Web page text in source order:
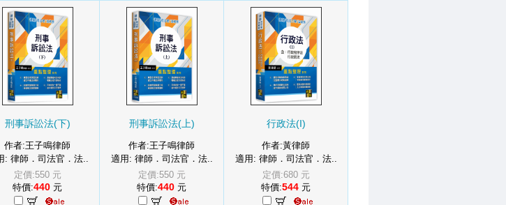
刑事訴訟法(下)
作者:王子鳴律師
: 律師．司法官．法..
定價:550 元
特價:440 元
刑事訴訟法(上)
作者:王子鳴律師
適用: 律師．司法官．法..
定價:550 元
特價:440 元
行政法(I)
作者:黃律師
適用: 律師．司法官．法..
定價:680 元
特價:544 元